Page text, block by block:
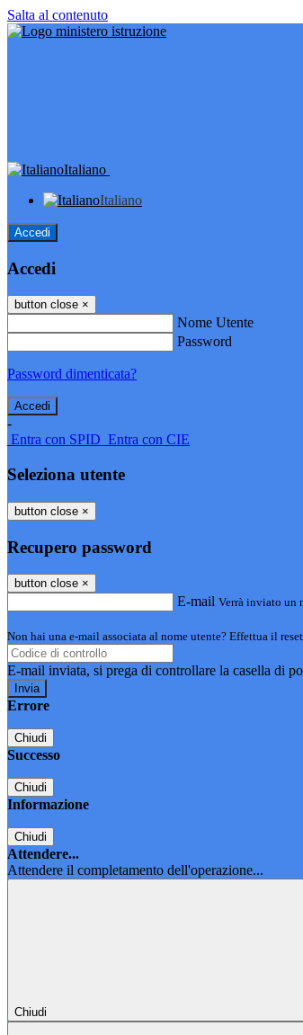
Salta al contenuto
Italiano
Italiano
Accedi
Accedi
button close ×
Nome Utente
Password
Password dimenticata?
-
Entra con SPID Entra con CIE
Seleziona utente
button close ×
Recupero password
button close ×
E-mail Verrà inviato un
Non hai una e-mail associata al nome utente? Effettua il
E-mail inviata, si prega di controllare la casella di
Errore
Chiudi
Successo
Chiudi
Informazione
Chiudi
Attendere...
Attendere il completamento dell'operazione...
Chiudi